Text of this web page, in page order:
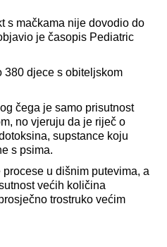
s mačkama nije dovodio do
je časopis Pediatric
380 djece s obiteljskom
čega je samo prisutnost
no vjeruju da je riječ o
supstance koju
s psima.
u dišnim putevima, a
većih količina
trostruko većim